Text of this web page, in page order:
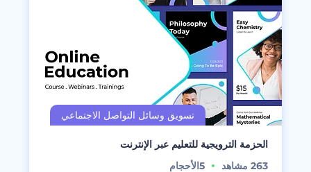
الحزمة الترويجية للتعليم عبر الإنترنت
263 مشاهد 5الأحجام